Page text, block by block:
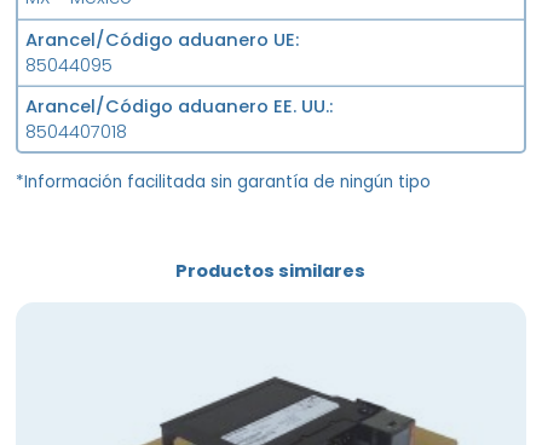
Arancel/Código aduanero UE
85044095
Arancel/Código aduanero EE. UU.
8504407018
*Información facilitada sin garantía de ningún tipo
Productos similares